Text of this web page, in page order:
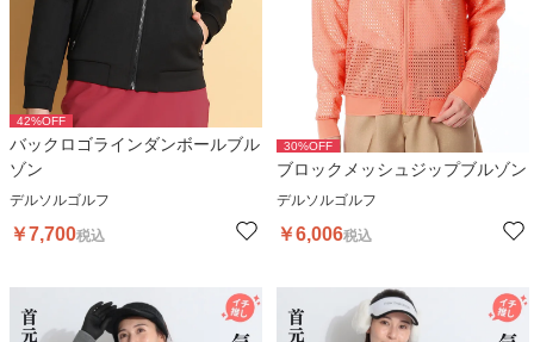
42%OFF
バックロゴラインダンボールブル
ゾン
デルソルゴルフ
￥7,700税込
30%OFF
ブロックメッシュジップブルゾン
デルソルゴルフ
￥6,006税込